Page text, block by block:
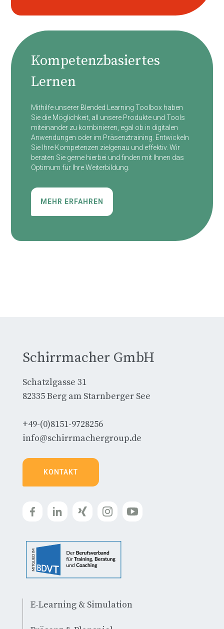
Kompetenzbasiertes
Lernen
Mithilfe unserer Blended Learning Toolbox haben
Sie die Möglichkeit, all unsere Produkte und Tools
miteinander zu kombinieren, egal ob in digitalen
Anwendungen oder im Präsenztraining. Entwickeln
Sie Ihre Kompetenzen zielgenau und effektiv. Wir
beraten Sie gerne hierbei und finden mit Ihnen das
Optimum für Ihre Weiterbildung.
MEHR ERFAHREN
Schirrmacher GmbH
Schatzlgasse 31
82335 Berg am Starnberger See
+49-(0)8151-9728256
info@schirrmachergroup.de
KONTAKT
E-Learning & Simulation